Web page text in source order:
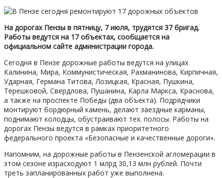
На дорогах Пензы в пятницу, 7 июля, трудятся 37 бригад.
Работы ведутся на 17 объектах, сообщается на
официальном сайте администрации города.
Сегодня в Пензе дорожные работы ведутся на улицах
Калинина, Мира, Коммунистическая, Рахманинова, Кирпичная,
Ударная, Германа Титова, Лозицкая, Красная, Пушкина,
Терешковой, Свердлова, Пушанина, Карла Маркса, Краснова,
а также на проспекте Победы (два объекта). Подрядчики
монтируют бордюрный камень, делают заездные карманы,
поднимают колодцы, обустраивают тех. полосы. Работы на
дорогах Пензы ведутся в рамках приоритетного
федерального проекта «Безопасные и качественные дороги».
Напомним, на дорожные работы в Пензенской агломерации в
этом сезоне израсходуют 1 млрд 30,13 млн рублей. Почти
треть запланированных работ уже выполнена.